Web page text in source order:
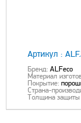
Артикул :
Бренд: ALFeco
Материал
Покрытие:
Страна-
Толщина